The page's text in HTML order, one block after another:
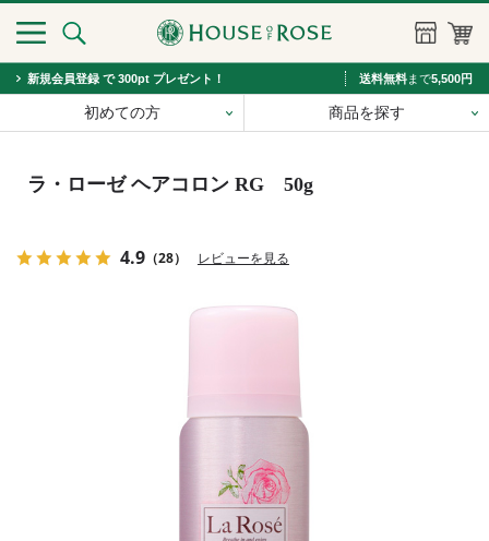
新規会員登録 で 300pt プレゼント！ 送料無料まで5,500円
初めての方 商品を探す
ラ・ローゼ ヘアコロン RG 50g
4.9（28） レビューを見る